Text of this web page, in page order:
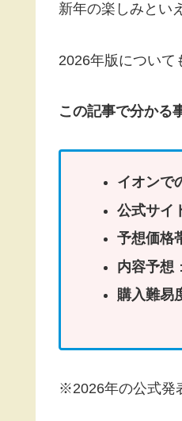
新年の楽しみとい
2026年版について
この記事で分かる
イオンで
公式サイ
予想価格
内容予想
購入難易
※2026年の公式発